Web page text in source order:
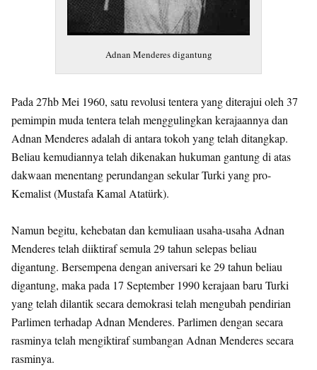
Adnan Menderes digantung
Pada 27hb Mei 1960, satu revolusi tentera yang diterajui oleh 37
pemimpin muda tentera telah menggulingkan kerajaannya dan
Adnan Menderes adalah di antara tokoh yang telah ditangkap.
Beliau kemudiannya telah dikenakan hukuman gantung di atas
dakwaan menentang perundangan sekular Turki yang pro-
Kemalist (Mustafa Kamal Atatürk).
Namun begitu, kehebatan dan kemuliaan usaha-usaha Adnan
Menderes telah diiktiraf semula 29 tahun selepas beliau
digantung. Bersempena dengan aniversari ke 29 tahun beliau
digantung, maka pada 17 September 1990 kerajaan baru Turki
yang telah dilantik secara demokrasi telah mengubah pendirian
Parlimen terhadap Adnan Menderes. Parlimen dengan secara
rasminya telah mengiktiraf sumbangan Adnan Menderes secara
rasminya.